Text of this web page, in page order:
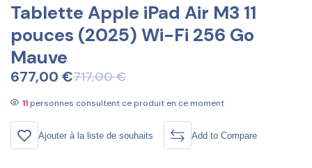
Tablette Apple iPad Air M3 11
pouces (2025) Wi-Fi 256 Go
Mauve
717,00€
Le
prix
était :
717,00 €.
677,00 €
Le
prix
est :
677,00 €.
11 personnes consultent ce produit en ce moment
Ajouter à la liste de souhaits Add to Compare